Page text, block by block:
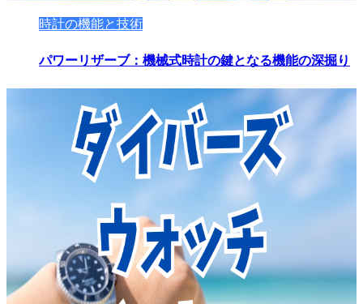
時計の機能と技術
パワーリザーブ：機械式時計の鍵となる機能の深掘り